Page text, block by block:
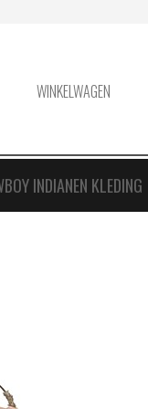
WINKELWAGEN
INDIANEN KLEDING